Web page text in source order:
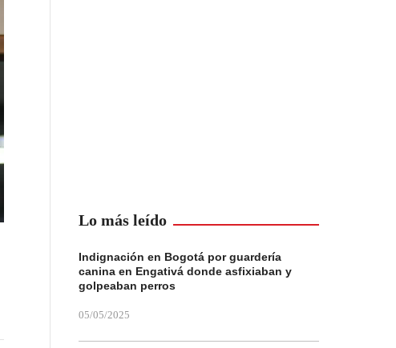
Lo más leído
Indignación en Bogotá por guardería
canina en Engativá donde asfixiaban y
golpeaban perros
05/05/2025